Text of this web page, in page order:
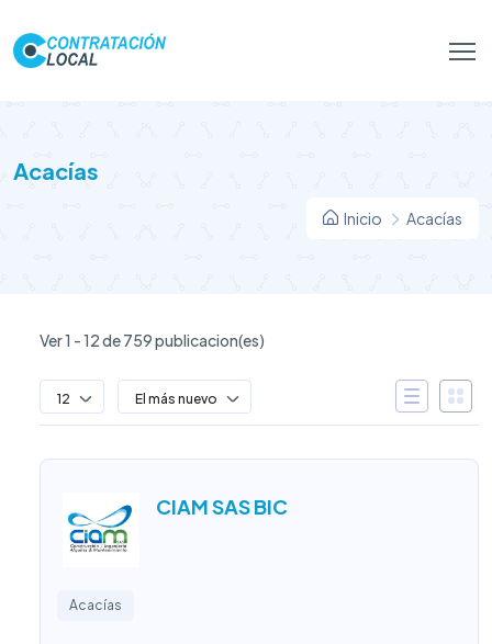
Acacías
Inicio Acacías
Ver 1 - 12 de 759 publicacion(es)
12 El más nuevo
CIAM SAS BIC
Acacías